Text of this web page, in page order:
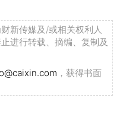
新传媒及/或相关权利人
进行转载、摘编、复制及
，获得书面